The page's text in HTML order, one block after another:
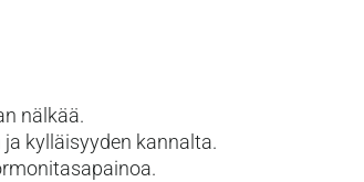
nälkää.
kylläisyyden kannalta.